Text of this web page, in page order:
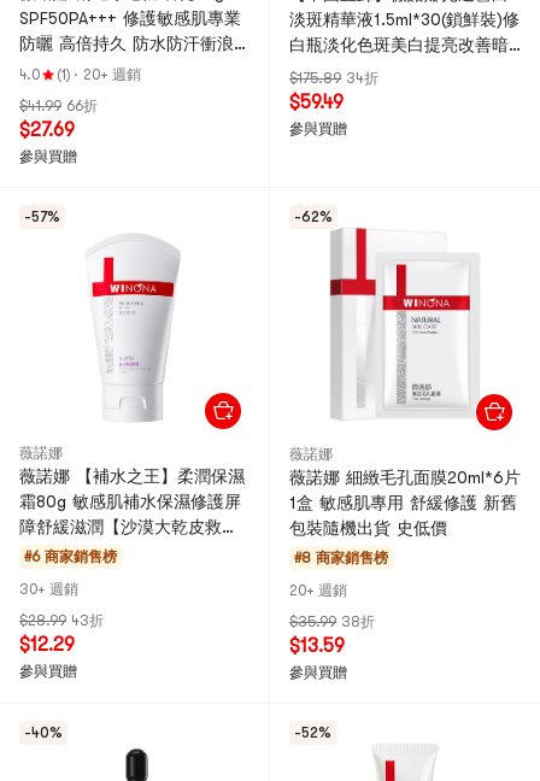
SPF50PA+++ 修護敏感肌專業
防曬 高倍持久 防水防汗衝浪
游泳臉部全身可用 方便攜帶補
4.0 (1) · 20+ 週銷
$41.99 66折
$27.69
參與買贈
淡斑精華液1.5ml*30(鎖鮮裝)修
白瓶淡化色斑美白提亮改善暗
沉新老包裝隨機發貨[【送同款
1.5mlX7支正裝】
$175.89 34折
$59.49
參與買贈
-57%
薇諾娜
薇諾娜 【補水之王】柔潤保濕
霜80g 敏感肌補水保濕修護屏
障舒緩滋潤【沙漠大乾皮救
星】新舊包裝隨機發貨
#6 商家銷售榜
30+ 週銷
$28.99 43折
$12.29
參與買贈
-62%
薇諾娜
薇諾娜 細緻毛孔面膜20ml*6片
1盒 敏感肌專用 舒緩修護 新舊
包裝隨機出貨 史低價
#8 商家銷售榜
20+ 週銷
$35.99 38折
$13.59
參與買贈
-40% -52%